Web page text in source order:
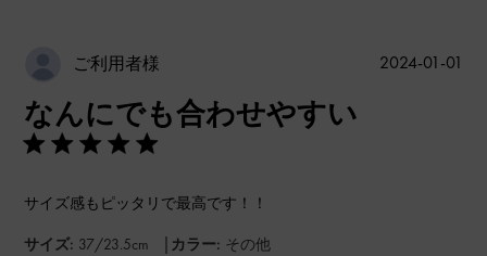
ご利用者様
なんにでも合わせやすい
サイズ感もピッタリで最高です！！
サイズ: 37/23.5cm | カラー: その他
2024-01-01